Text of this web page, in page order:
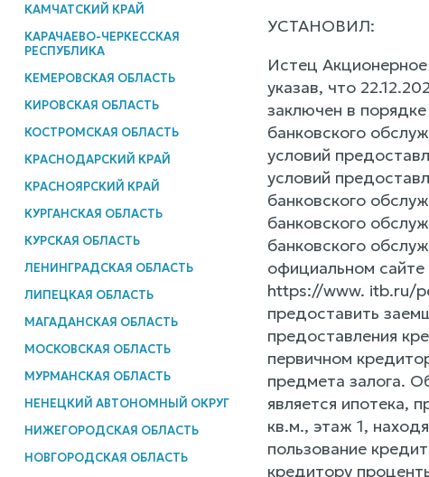
КАМЧАТСКИЙ КРАЙ
КАРАЧАЕВО-ЧЕРКЕССКАЯ
РЕСПУБЛИКА
КЕМЕРОВСКАЯ ОБЛАСТЬ
КИРОВСКАЯ ОБЛАСТЬ
КОСТРОМСКАЯ ОБЛАСТЬ
КРАСНОДАРСКИЙ КРАЙ
КРАСНОЯРСКИЙ КРАЙ
КУРГАНСКАЯ ОБЛАСТЬ
КУРСКАЯ ОБЛАСТЬ
ЛЕНИНГРАДСКАЯ ОБЛАСТЬ
ЛИПЕЦКАЯ ОБЛАСТЬ
МАГАДАНСКАЯ ОБЛАСТЬ
МОСКОВСКАЯ ОБЛАСТЬ
МУРМАНСКАЯ ОБЛАСТЬ
НЕНЕЦКИЙ АВТОНОМНЫЙ ОКРУГ
НИЖЕГОРОДСКАЯ ОБЛАСТЬ
НОВГОРОДСКАЯ ОБЛАСТЬ
УСТАНОВИЛ:
Истец
указав, что
заключен в порядке
банковского
условий
условий
банковского
банковского
банковского
официальном
https://www. itb.ru/
предоставить
предоставления
первичном
предмета залога.
является ипотека,
кв.м., этаж 1,
пользование
кредитору